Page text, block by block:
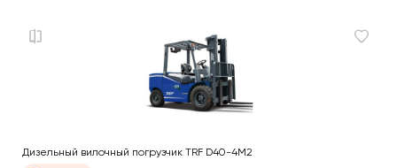
Дизельный вилочный погрузчик TRF D40-4M2